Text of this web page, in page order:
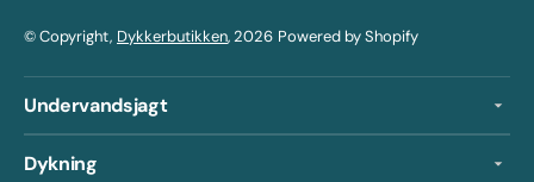
© Copyright, Dykkerbutikken, 2026 Powered by Shopify
Undervandsjagt
Dykning